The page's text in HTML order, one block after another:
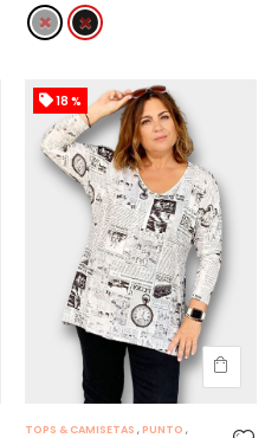
18 %
TOPS & CAMISETAS ,PUNTO ,